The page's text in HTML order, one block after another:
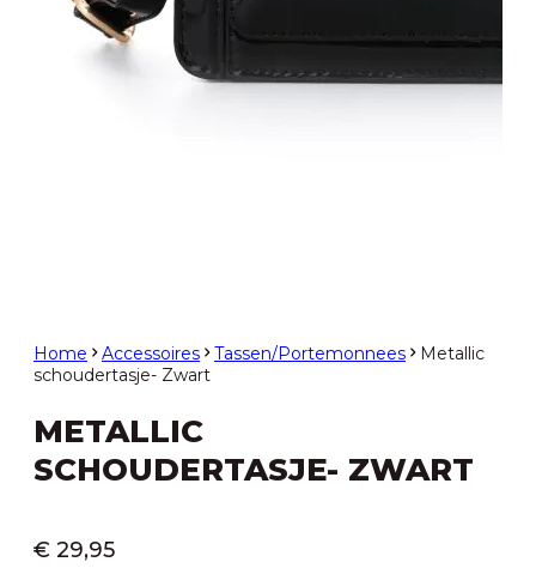
Home Accessoires Tassen/Portemonnees
Metallic
schoudertasje- Zwart
METALLIC
SCHOUDERTASJE- ZWART
€ 29,95